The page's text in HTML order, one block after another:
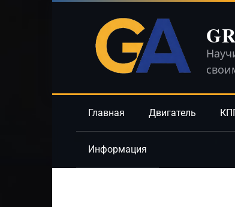
Главная Двигатель
Информация